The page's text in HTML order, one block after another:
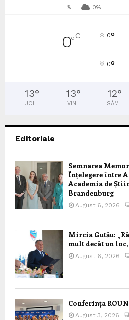
% 0%
0°C 0°
0°
13°
JOI
13°
VIN
12°
SÂM
Editoriale
Semnarea
Înțelegere între
Academia de
Brandenburg
August 6, 2026
Mircia Gutău:
mult decât un
August 6, 2026
Conferința
August 3, 2026